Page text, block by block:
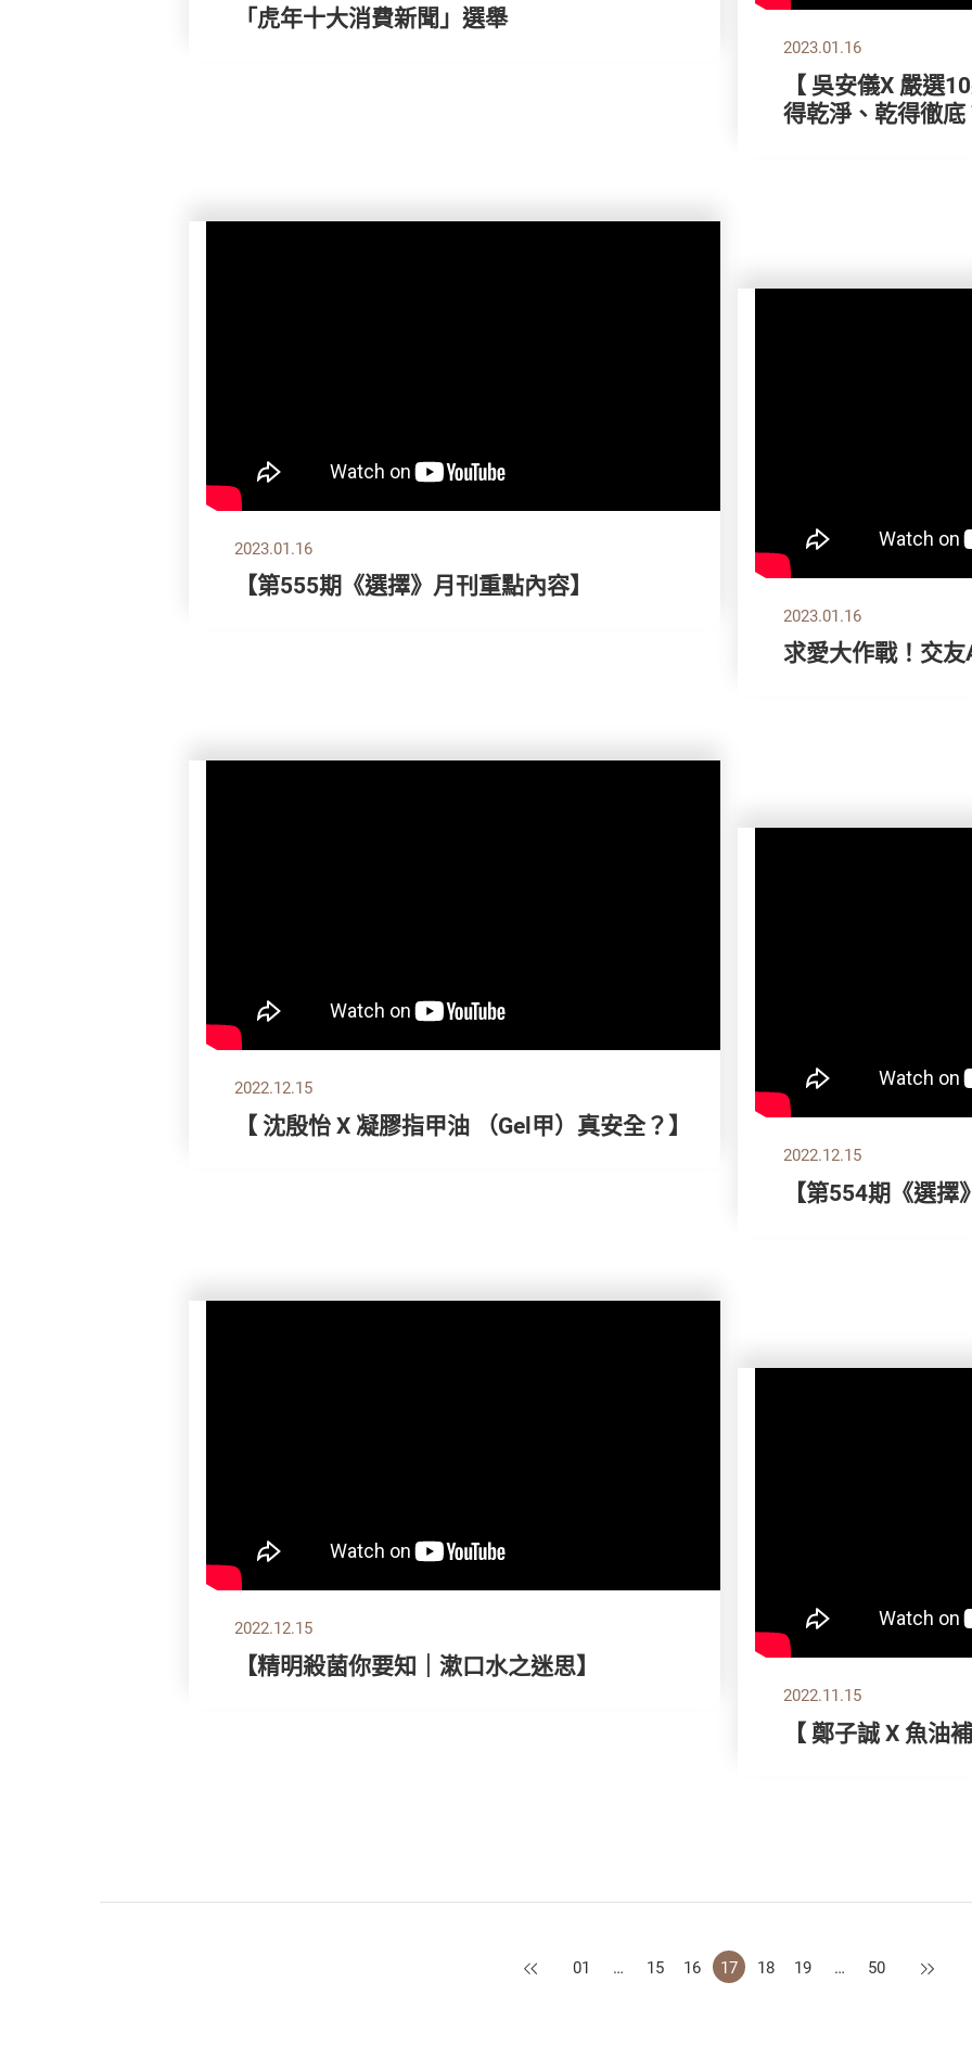
「虎年十大消費新聞」選舉
2023.01.16
【 吳安儀X 嚴選
得乾淨、乾得徹底
2023.01.16
【第555期《選擇》月刊重點內容】
2023.01.16
求愛大作戰！交
2022.12.15
【 沈殷怡 X 凝膠指甲油 （Gel甲）真安全？】
2022.12.15
【第554期《選
2022.12.15
【精明殺菌你要知｜漱口水之迷思】
2022.11.15
【 鄭子誠 X 魚油
上一頁
01 … 15 16 17 18 19 … 50 下一頁